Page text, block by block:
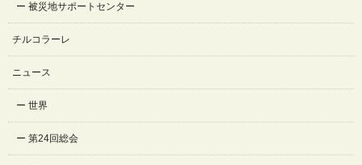
被災地サポートセンター
チルコラーレ
ニュース
世界
第24回総会